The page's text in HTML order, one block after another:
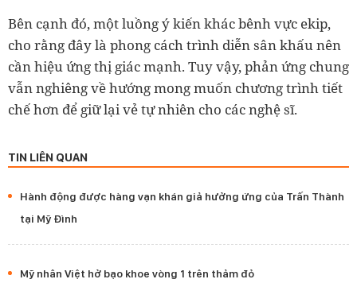
Bên cạnh đó, một luồng ý kiến khác bênh vực ekip,
cho rằng đây là phong cách trình diễn sân khấu nên
cần hiệu ứng thị giác mạnh. Tuy vậy, phản ứng chung
vẫn nghiêng về hướng mong muốn chương trình tiết
chế hơn để giữ lại vẻ tự nhiên cho các nghệ sĩ.
TIN LIÊN QUAN
Hành động được hàng vạn khán giả hưởng ứng của Trấn Thành
tại Mỹ Đình
Mỹ nhân Việt hở bạo khoe vòng 1 trên thảm đỏ